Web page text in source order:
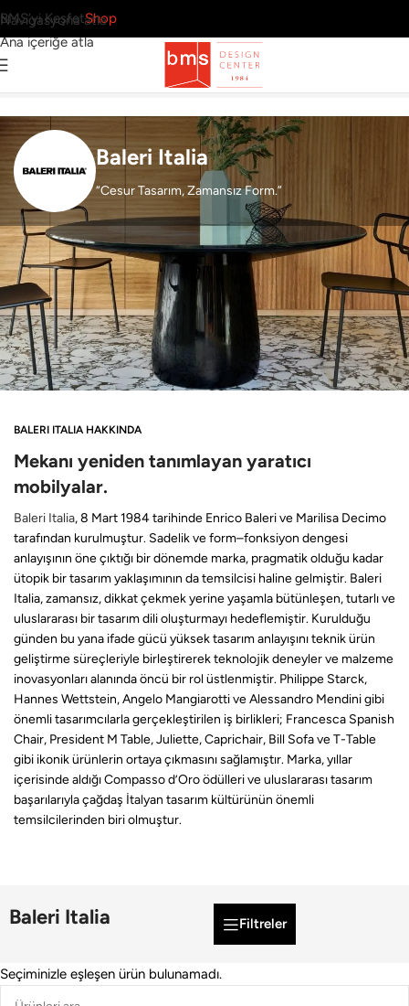
Navigasyona atla
Ana içeriğe atla
BMS’yi KeşfetShop
Baleri Italia
“Cesur Tasarım, Zamansız Form.”
BALERI ITALIA HAKKINDA
Mekanı yeniden tanımlayan yaratıcı
mobilyalar.
Baleri Italia, 8 Mart 1984 tarihinde Enrico Baleri ve Marilisa Decimo
tarafından kurulmuştur. Sadelik ve form–fonksiyon dengesi
anlayışının öne çıktığı bir dönemde marka, pragmatik olduğu kadar
ütopik bir tasarım yaklaşımının da temsilcisi haline gelmiştir. Baleri
Italia, zamansız, dikkat çekmek yerine yaşamla bütünleşen, tutarlı ve
uluslararası bir tasarım dili oluşturmayı hedeflemiştir. Kurulduğu
günden bu yana ifade gücü yüksek tasarım anlayışını teknik ürün
geliştirme süreçleriyle birleştirerek teknolojik deneyler ve malzeme
inovasyonları alanında öncü bir rol üstlenmiştir. Philippe Starck,
Hannes Wettstein, Angelo Mangiarotti ve Alessandro Mendini gibi
önemli tasarımcılarla gerçekleştirilen iş birlikleri; Francesca Spanish
Chair, President M Table, Juliette, Caprichair, Bill Sofa ve T-Table
gibi ikonik ürünlerin ortaya çıkmasını sağlamıştır. Marka, yıllar
içerisinde aldığı Compasso d’Oro ödülleri ve uluslararası tasarım
başarılarıyla çağdaş İtalyan tasarım kültürünün önemli
temsilcilerinden biri olmuştur.
Baleri Italia Filtreler
Seçiminizle eşleşen ürün bulunamadı.